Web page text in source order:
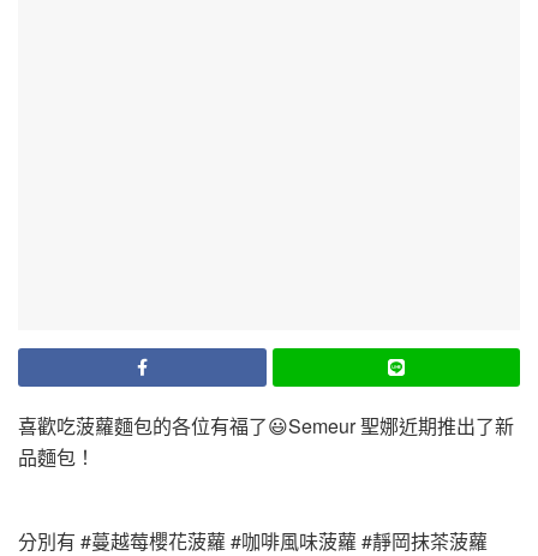
喜歡吃菠蘿麵包的各位有福了😃Semeur 聖娜近期推出了新
品麵包！
分別有 #蔓越莓櫻花菠蘿 #咖啡風味菠蘿 #靜岡抹茶菠蘿